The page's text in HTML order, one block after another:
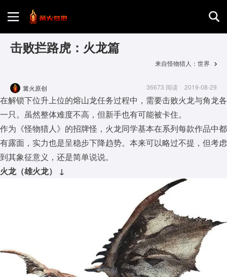
首页
地图攻略
击败拦路虎：火龙篇
来自怪物猎人：世界
篝火原创 36673 阅读 2019-08-29
在解锁下位升上位的熔山龙任务过程中，需要击败火龙与角龙各
一只。虽然整体难度不高，但新手也有可能被卡住。
作为《怪物猎人》的招牌怪，火龙同学基本在系列每款作品中都
有露面，实力也是呈稳步下降趋势。本来可以略过不提，但考虑
到其象征意义，还是简单说说。
火龙（雄火龙）
↓